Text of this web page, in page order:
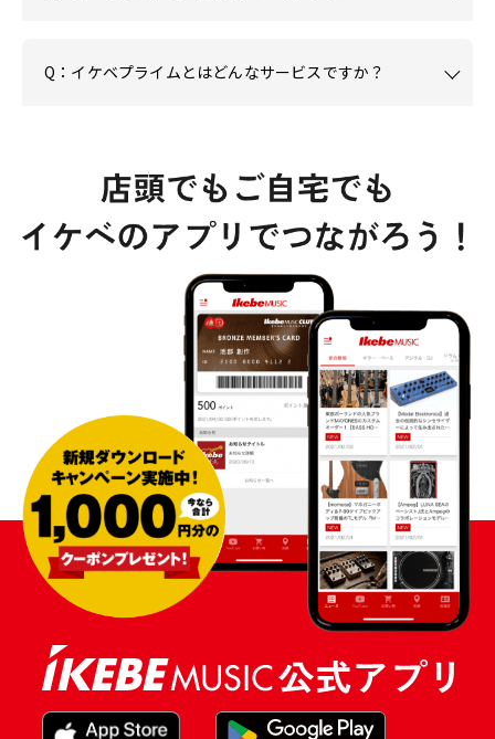
Q：イケベプライムとはどんなサービスですか？